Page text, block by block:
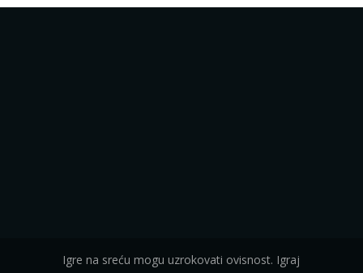
Igre na sreću mogu uzrokovati ovisnost. Igraj